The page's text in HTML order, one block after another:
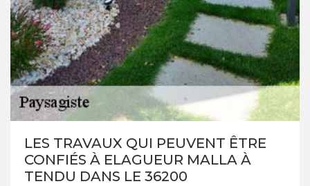
LES TRAVAUX QUI PEUVENT ÊTRE
CONFIÉS À ELAGUEUR MALLA À
TENDU DANS LE 36200